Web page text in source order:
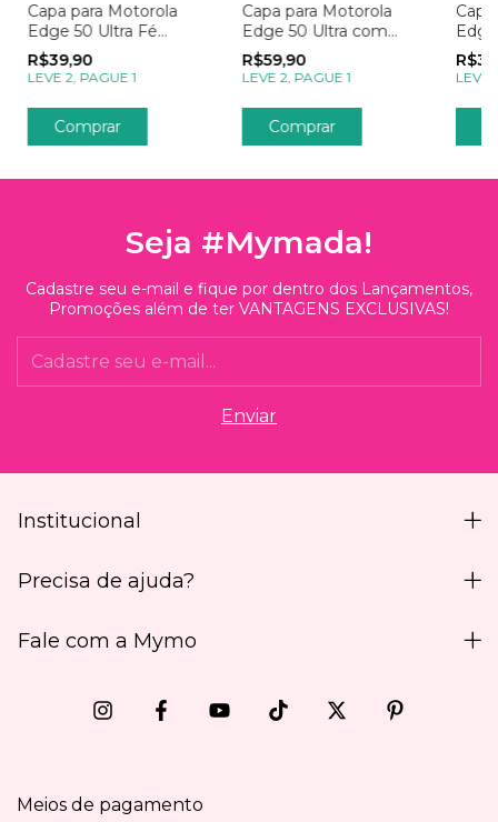
Capa para Motorola
Edge 50 Ultra Fé
Deus é Maior
R$39,90
LEVE 2, PAGUE 1
Comprar
Capa para Motorola
Edge 50 Ultra com
Foto Momentos
Polaroid
R$59,90
LEVE 2, PAGUE 1
Comprar
LEVE
Seja #Mymada!
Cadastre seu e-mail e fique por dentro dos Lançamentos,
Promoções além de ter VANTAGENS EXCLUSIVAS!
Institucional
Precisa de ajuda?
Fale com a Mymo
Meios de pagamento